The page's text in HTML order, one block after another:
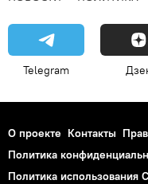
Telegram
О проекте Контакты
Политика
Политика использования